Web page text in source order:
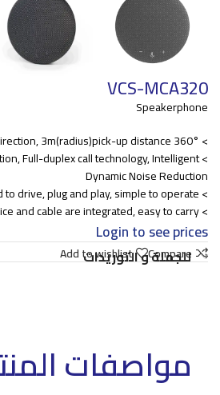
VCS-MCA320
Speakerphone
> 360° omnidirectional pick-up direction, 3m(radius)pick-up distance
Full-duplex call technology, Intelligent
Dynamic Noise Reduction
> No need to drive, plug and play, simple to operate
> Small size, device and cable are integrated, easy to carry
Login to see prices
Compare
Add to wishlist
للجملة و التوريدات
مواصفات